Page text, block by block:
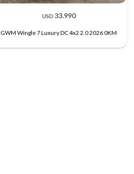
USD 33.990
GWM Wingle 7 Luxury DC 4x2 2.0 2026 0KM